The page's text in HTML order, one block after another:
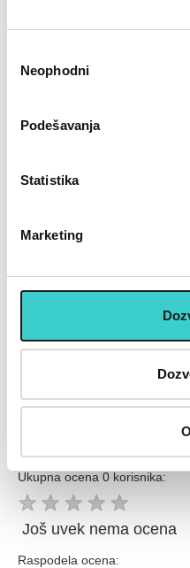
сагласности
Neophodni
Podešavanja
Statistika
Marketing
RING Donji zglob preklopnog
32 god.sa Vama su Garancija
Vise od 200.000 zadovoljnih
Kupovinom preko 8000 din
Ukupna ocena 0 korisnika:
★ ★ ★ ★ ★
Još uvek nema ocena
Raspodela ocena: